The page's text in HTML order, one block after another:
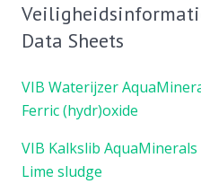
Data Sheets
VIB Waterijzer
Ferric (hydr)oxide
VIB Kalkslib
Lime sludge